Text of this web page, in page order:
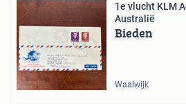
1e vlucht KLM
Australië
Bieden
Waalwijk